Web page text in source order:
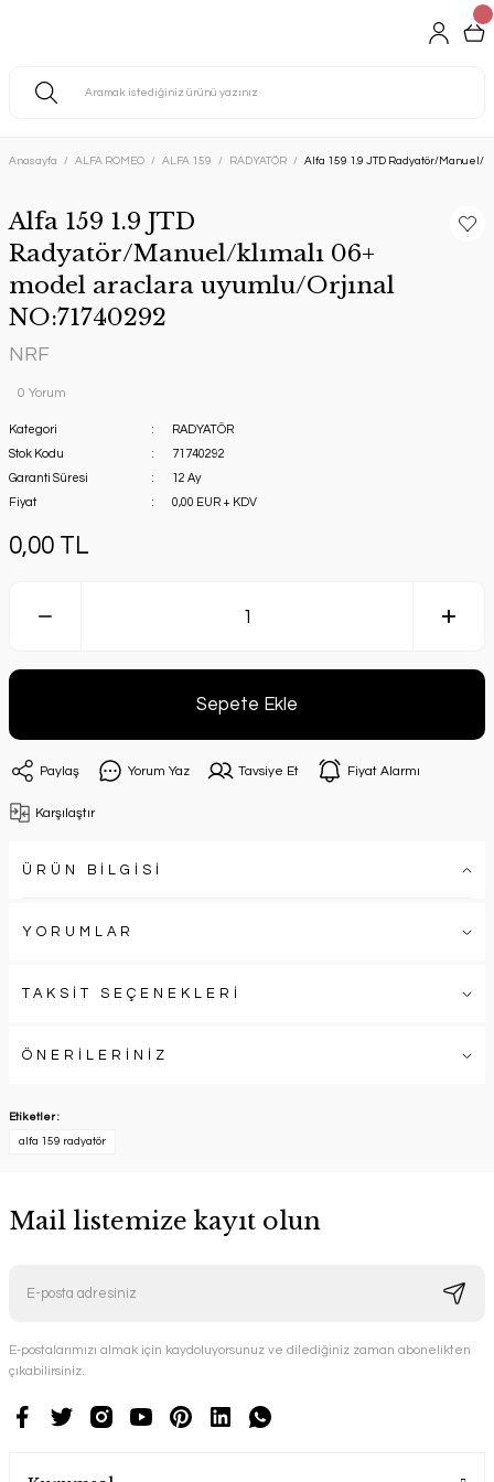
Anasayfa ALFA ROMEO ALFA 159 RADYATÖR Alfa 159 1.9 JTD Radyatör/Manuel/
Alfa 159 1.9 JTD
Radyatör/Manuel/klımalı 06+
model araclara uyumlu/Orjınal
NO:71740292
NRF
0 Yorum
Kategori
RADYATÖR
Stok Kodu
71740292
Garanti Süresi
12 Ay
Fiyat
0,00 EUR + KDV
0,00 TL
Sepete Ekle
Paylaş Yorum Yaz Tavsiye Et Fiyat Alarmı
Karşılaştır
ÜRÜN BİLGİSİ
YORUMLAR
TAKSİT SEÇENEKLERİ
ÖNERİLERİNİZ
Etiketler :
alfa 159 radyatör
Mail listemize kayıt olun
E-postalarımızı almak için kaydoluyorsunuz ve dilediğiniz zaman abonelikten
çıkabilirsiniz.